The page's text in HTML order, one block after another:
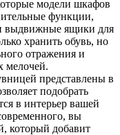
модели шкафов
функции,
выдвижные ящики для
хранить обувь, но
отражения и
мелочей.
представлены в
подобрать
в интерьер вашей
вы
который добавит